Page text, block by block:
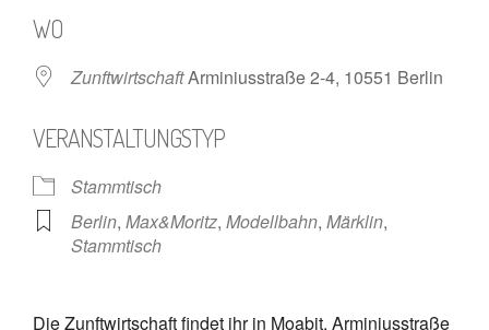
WO
ZunftwirtschaftArminiusstraße 2-4, 10551 Berlin
VERANSTALTUNGSTYP
Stammtisch
Berlin, Max&Moritz, Modellbahn, Märklin,
Stammtisch
Die Zunftwirtschaft findet ihr in Moabit, Arminiusstraße